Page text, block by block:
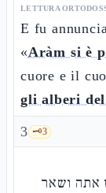
LETTURA
E fu
«Aràm si è
cuore e il
gli alberi del
3 🗝️3
אתה ושאר